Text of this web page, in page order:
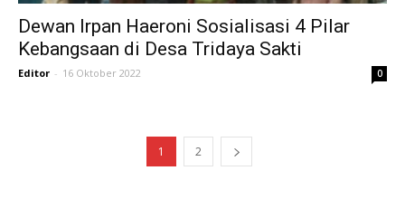
Dewan Irpan Haeroni Sosialisasi 4 Pilar
Kebangsaan di Desa Tridaya Sakti
Editor - 16 Oktober 2022 0
1 2